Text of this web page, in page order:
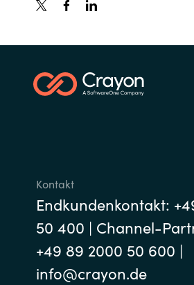
Kontakt
Endkundenkontakt:
50 400 | Channel-
+49 89 2000 50 600 |
info@crayon.de